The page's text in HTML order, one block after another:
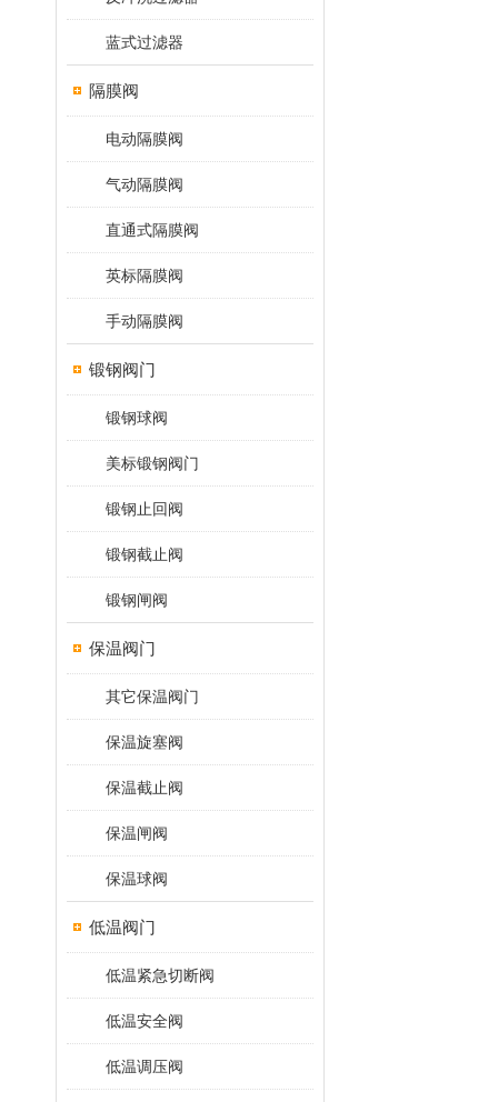
蓝式过滤器
隔膜阀
电动隔膜阀
气动隔膜阀
直通式隔膜阀
英标隔膜阀
手动隔膜阀
锻钢阀门
锻钢球阀
美标锻钢阀门
锻钢止回阀
锻钢截止阀
锻钢闸阀
保温阀门
其它保温阀门
保温旋塞阀
保温截止阀
保温闸阀
保温球阀
低温阀门
低温紧急切断阀
低温安全阀
低温调压阀